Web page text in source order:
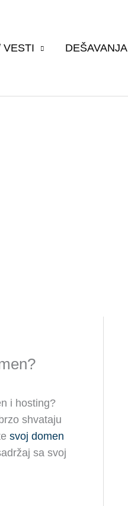
VESTI DEŠAVANJA
i hosting?
shvataju
svoj domen
sa svoj